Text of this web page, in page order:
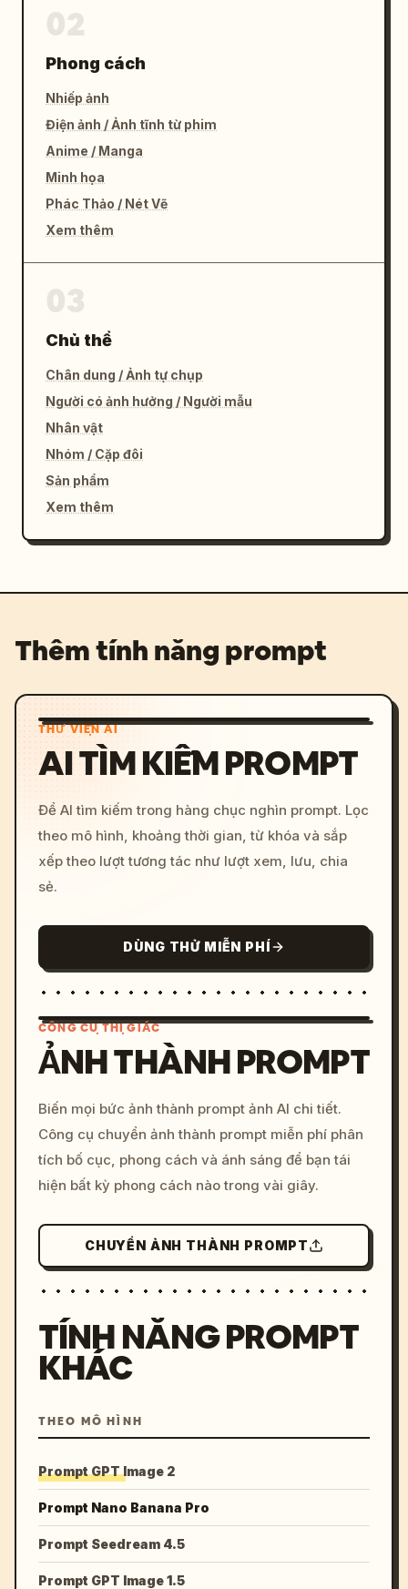
Phong cách
Nhiếp ảnh
Điện ảnh / Ảnh tĩnh từ phim
Anime / Manga
Minh họa
Phác Thảo / Nét Vẽ
Xem thêm
Chủ thể
Chân dung / Ảnh tự chụp
Người có ảnh hưởng / Người mẫu
Nhân vật
Nhóm / Cặp đôi
Sản phẩm
Xem thêm
Thêm tính năng prompt
THƯ VIỆN AI
AI TÌM KIẾM PROMPT
Để AI tìm kiếm trong hàng chục nghìn prompt. Lọc
theo mô hình, khoảng thời gian, từ khóa và sắp
xếp theo lượt tương tác như lượt xem, lưu, chia
sẻ.
DÙNG THỬ MIỄN PHÍ
c, cyberpunk sunset, neon
colors, 8k --v 6.0
CÔNG CỤ THỊ GIÁC
ẢNH THÀNH PROMPT
Biến mọi bức ảnh thành prompt ảnh AI chi tiết.
Công cụ chuyển ảnh thành prompt miễn phí phân
tích bố cục, phong cách và ánh sáng để bạn tái
hiện bất kỳ phong cách nào trong vài giây.
CHUYỂN ẢNH THÀNH PROMPT
TÍNH NĂNG PROMPT
KHÁC
THEO MÔ HÌNH
Prompt GPT Image 2
Prompt Nano Banana Pro
Prompt Seedream 4.5
Prompt GPT Image 1.5